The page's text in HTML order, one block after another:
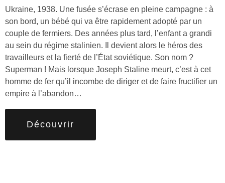
Ukraine, 1938. Une fusée s’écrase en pleine campagne : à
son bord, un bébé qui va être rapidement adopté par un
couple de fermiers. Des années plus tard, l’enfant a grandi
au sein du régime stalinien. Il devient alors le héros des
travailleurs et la fierté de l’État soviétique. Son nom ?
Superman ! Mais lorsque Joseph Staline meurt, c’est à cet
homme de fer qu’il incombe de diriger et de faire fructifier un
empire à l’abandon…
Découvrir